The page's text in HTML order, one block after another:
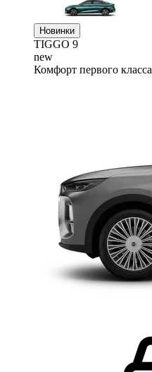
Новинки
TIGGO 9
new
Комфорт первого класса